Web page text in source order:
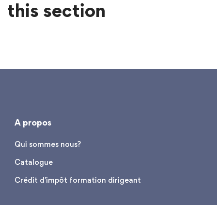
this section
A propos
Qui sommes nous?
Catalogue
Crédit d'impôt formation dirigeant